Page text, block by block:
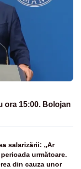
ora 15:00. Bolojan
salarizării: „Ar
următoare.
din cauza unor